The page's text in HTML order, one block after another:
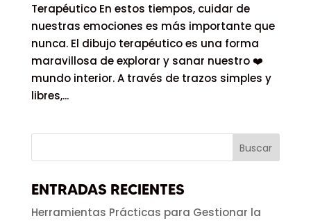
Terapéutico En estos tiempos, cuidar de
nuestras emociones es más importante que
nunca. El dibujo terapéutico es una forma
maravillosa de explorar y sanar nuestro ❤️
mundo interior. A través de trazos simples y
libres,...
ENTRADAS RECIENTES
Herramientas Prácticas para Gestionar la